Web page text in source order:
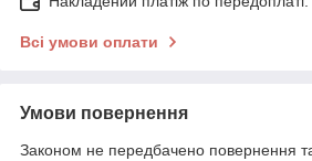
Всі умови оплати
Умови повернення
Законом не передбачено повернення